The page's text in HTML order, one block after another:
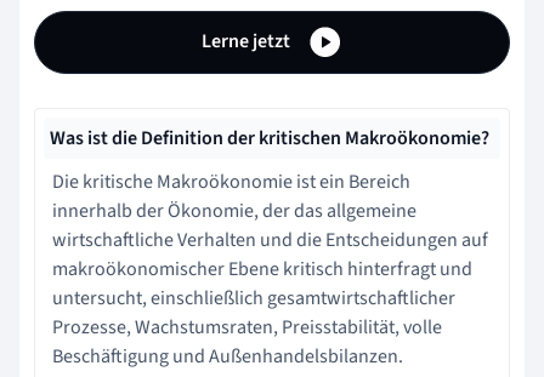
Lerne jetzt
Was ist die Definition der kritischen Makroökonomie?
Die kritische Makroökonomie ist ein Bereich
innerhalb der Ökonomie, der das allgemeine
wirtschaftliche Verhalten und die Entscheidungen auf
makroökonomischer Ebene kritisch hinterfragt und
untersucht, einschließlich gesamtwirtschaftlicher
Prozesse, Wachstumsraten, Preisstabilität, volle
Beschäftigung und Außenhandelsbilanzen.